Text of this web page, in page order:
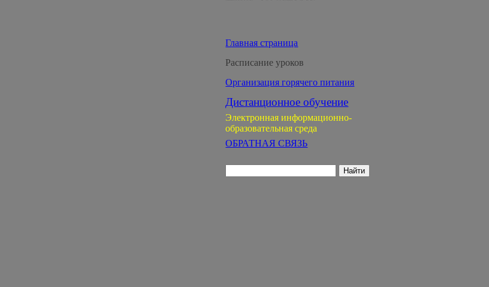
Главная страница
Расписание уроков
Организация горячего питания
Дистанционное обучение
Электронная информационно-
образовательная среда
ОБРАТНАЯ СВЯЗЬ